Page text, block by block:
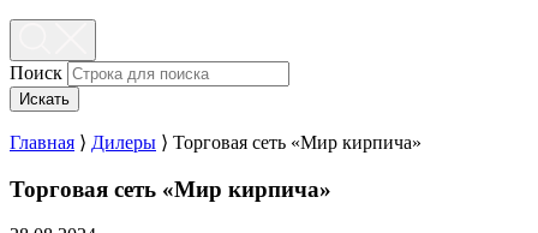
Поиск
Искать
Главная ⟩ Дилеры ⟩ Торговая сеть «Мир кирпича»
Торговая сеть «Мир кирпича»